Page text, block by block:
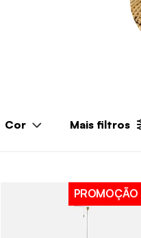
Cor Mais filtros
PROMOÇÃO